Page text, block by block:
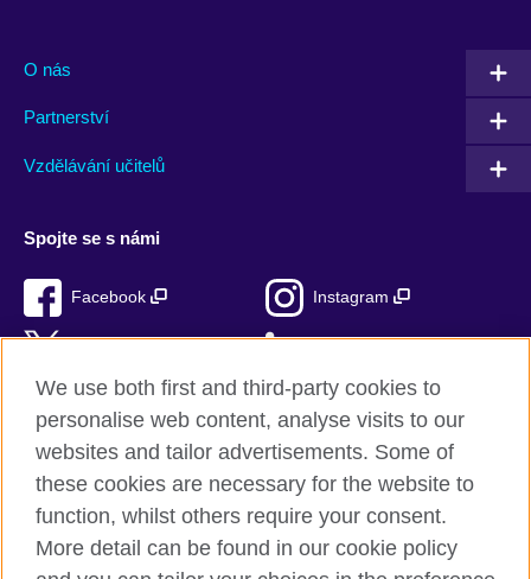
O nás
Partnerství
Vzdělávání učitelů
Spojte se s námi
Facebook Instagram
TikTok
British Council ve světě
Ochrana soukromí a podmínky používání stránek
We use both first and third-party cookies to
personalise web content, analyse visits to our
websites and tailor advertisements. Some of
these cookies are necessary for the website to
function, whilst others require your consent.
More detail can be found in our cookie policy